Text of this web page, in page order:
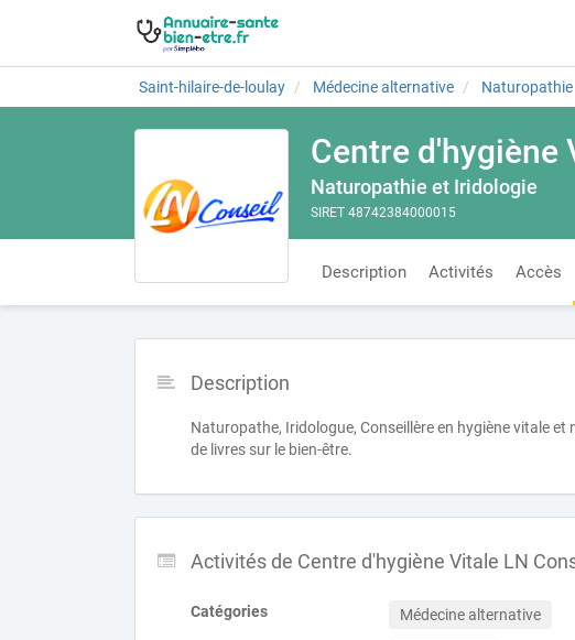
Saint-hilaire-de-loulay Médecine alternative Naturopathie
Centre d'hygiène
Naturopathie et Iridologie
SIRET 48742384000015
Description Activités Accès
Description
Naturopathe, Iridologue, Conseillère en hygiène vitale
de livres sur le bien-être.
Activités de Centre d'hygiène Vitale LN
Catégories Médecine alternative